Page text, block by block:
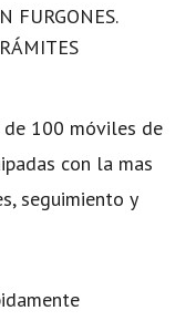
FURGONES.
100 móviles de
con la mas
seguimiento y